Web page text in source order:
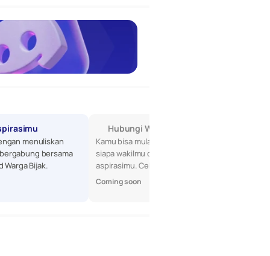
menuliskan
bersama
Warga Bijak.
Hubungi Wakilmu di DPR
Kamu bisa mulai dengan mencari tahu
siapa wakilmu di DPR, lalu sampaikan
aspirasimu. Cek profil mereka di sini!
Coming soon